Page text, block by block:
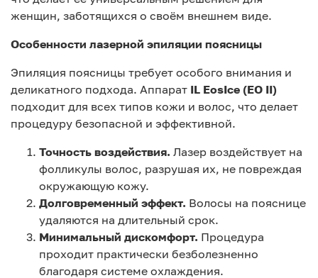
женщин, заботящихся о своём внешнем виде.
Особенности лазерной эпиляции поясницы
Эпиляция поясницы требует особого внимания и
деликатного подхода. Аппарат IL EosIce (EO II)
подходит для всех типов кожи и волос, что делает
процедуру безопасной и эффективной.
Точность воздействия. Лазер воздействует на
фолликулы волос, разрушая их, не повреждая
окружающую кожу.
Долговременный эффект. Волосы на пояснице
удаляются на длительный срок.
Минимальный дискомфорт. Процедура
проходит практически безболезненно
благодаря системе охлаждения.